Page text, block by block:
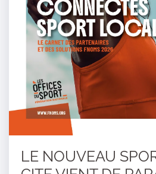
LE NOUVEAU